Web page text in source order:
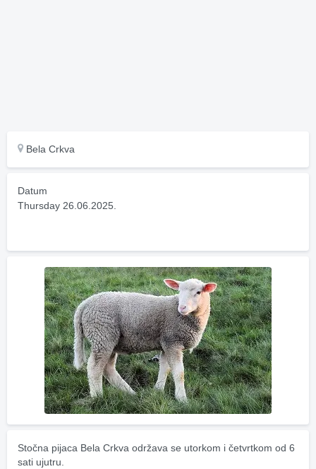
Bela Crkva
Datum
Thursday 26.06.2025.
Stočna pijaca Bela Crkva održava se utorkom i četvrtkom od 6
sati ujutru.